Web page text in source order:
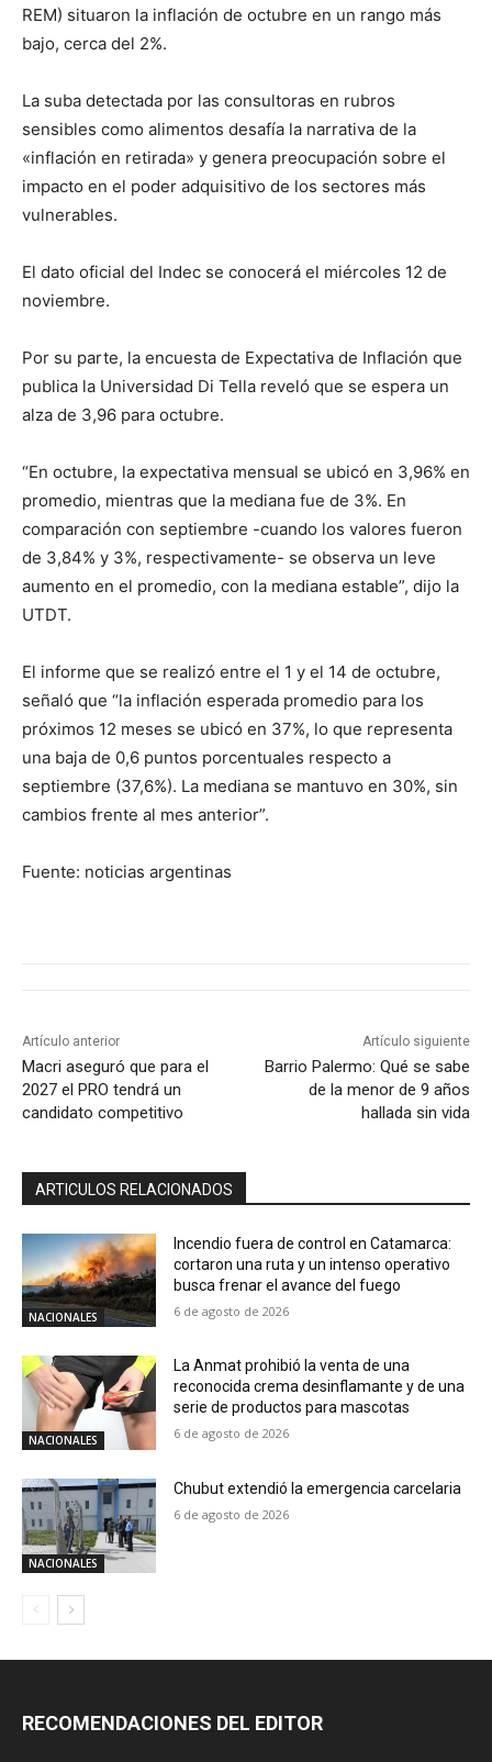
REM) situaron la inflación de octubre en un rango más
bajo, cerca del 2%.
La suba detectada por las consultoras en rubros
sensibles como alimentos desafía la narrativa de la
«inflación en retirada» y genera preocupación sobre el
impacto en el poder adquisitivo de los sectores más
vulnerables.
El dato oficial del Indec se conocerá el miércoles 12 de
noviembre.
Por su parte, la encuesta de Expectativa de Inflación que
publica la Universidad Di Tella reveló que se espera un
alza de 3,96 para octubre.
“En octubre, la expectativa mensual se ubicó en 3,96% en
promedio, mientras que la mediana fue de 3%. En
comparación con septiembre -cuando los valores fueron
de 3,84% y 3%, respectivamente- se observa un leve
aumento en el promedio, con la mediana estable”, dijo la
UTDT.
El informe que se realizó entre el 1 y el 14 de octubre,
señaló que “la inflación esperada promedio para los
próximos 12 meses se ubicó en 37%, lo que representa
una baja de 0,6 puntos porcentuales respecto a
septiembre (37,6%). La mediana se mantuvo en 30%, sin
cambios frente al mes anterior”.
Fuente: noticias argentinas
Artículo anterior
Macri aseguró que para el
2027 el PRO tendrá un
candidato competitivo
Artículo siguiente
Barrio Palermo: Qué se sabe
de la menor de 9 años
hallada sin vida
ARTICULOS RELACIONADOS
NACIONALES
Incendio fuera de control en Catamarca:
cortaron una ruta y un intenso operativo
busca frenar el avance del fuego
6 de agosto de 2026
NACIONALES
La Anmat prohibió la venta de una
reconocida crema desinflamante y de una
serie de productos para mascotas
6 de agosto de 2026
NACIONALES
Chubut extendió la emergencia carcelaria
6 de agosto de 2026
RECOMENDACIONES DEL EDITOR